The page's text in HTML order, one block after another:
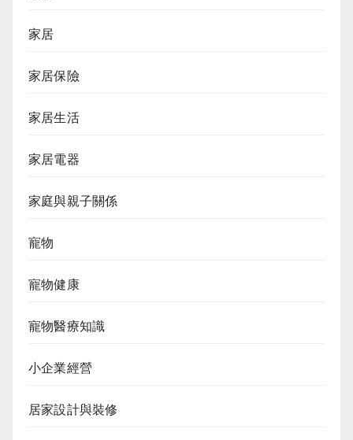
家居
家居保險
家居生活
家居電器
家庭與親子關係
寵物
寵物健康
寵物醫療知識
小企業經營
居家設計與裝修